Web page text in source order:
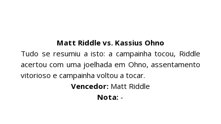
lutadores da WWE
Unknown -Aug 06 2026
REGRESSO IMPRESSIONANTE NO RAW: Bully Ray
critica promo de Big Cass e sugere utilização de
Matt Riddle vs. Kassius Ohno
Tudo se resumiu a isto: a campainha tocou, Riddle
acertou com uma joelhada em Ohno, assentamento
vitorioso e campainha voltou a tocar.
Vencedor:Matt Riddle
Nota: -